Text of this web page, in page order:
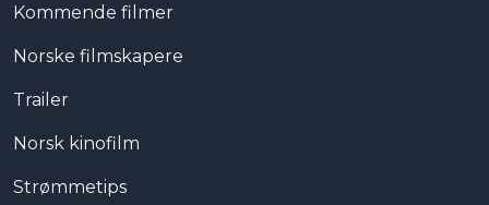
Kommende filmer
Norske filmskapere
Trailer
Norsk kinofilm
Strømmetips